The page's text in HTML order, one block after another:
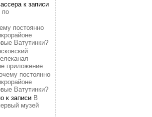
к записи
по
постоянно
Ватутинки?
приложение
постоянно
Ватутинки?
к записи В
музей